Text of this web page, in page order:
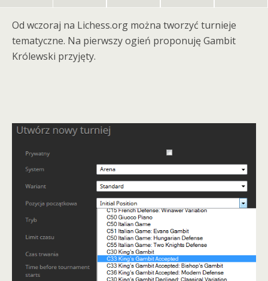
Od wczoraj na Lichess.org można tworzyć turnieje
tematyczne. Na pierwszy ogień proponuję Gambit
Królewski przyjęty.